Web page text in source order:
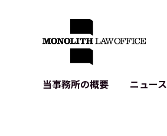
当事務所の概要 ニュース